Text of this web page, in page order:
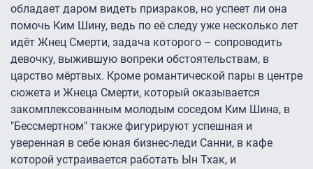
обладает даром видеть призраков, но успеет ли она
помочь Ким Шину, ведь по её следу уже несколько лет
идёт Жнец Смерти, задача которого – сопроводить
девочку, выжившую вопреки обстоятельствам, в
царство мёртвых. Кроме романтической пары в центре
сюжета и Жнеца Смерти, который оказывается
закомплексованным молодым соседом Ким Шина, в
"Бессмертном" также фигурируют успешная и
уверенная в себе юная бизнес-леди Санни, в кафе
которой устраивается работать Ын Тхак, и